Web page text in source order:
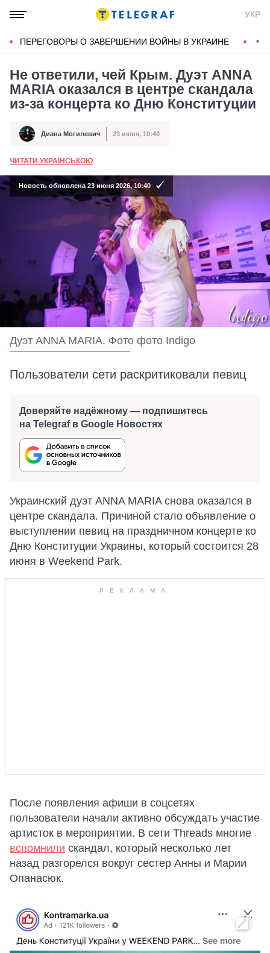
УКР
ПЕРЕГОВОРЫ О ЗАВЕРШЕНИИ ВОЙНЫ В УКРАИНЕ
Не ответили, чей Крым. Дуэт ANNA
MARIA оказался в центре скандала
из-за концерта ко Дню Конституции
Автор Диана Могилевич
Дата публикации 23 июня, 10:40
ЧИТАТИ УКРАЇНСЬКОЮ
Новость обновлена 23 июня 2026, 10:40
Дуэт ANNA MARIA. Фото фото Indigo
Пользователи сети раскритиковали певиц
Доверяйте надёжному — подпишитесь
на Telegraf в Google Новостях
Украинский дуэт ANNA MARIA снова оказался в
центре скандала. Причиной стало объявление о
выступлении певиц на праздничном концерте ко
Дню Конституции Украины, который состоится 28
июня в Weekend Park.
После появления афиши в соцсетях
пользователи начали активно обсуждать участие
артисток в мероприятии. В сети Threads многие
вспомнили скандал, который несколько лет
назад разгорелся вокруг сестер Анны и Марии
Опанасюк.